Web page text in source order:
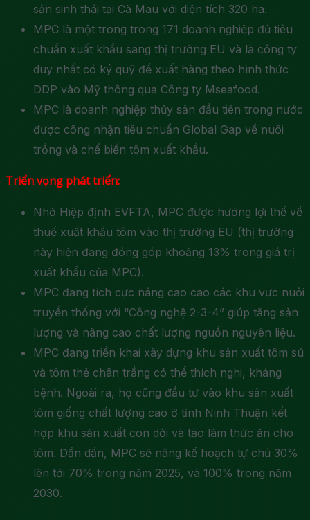
sản sinh thái tại Cà Mau với diện tích 320 ha.
MPC là một trong trong 171 doanh nghiệp đủ tiêu
chuẩn xuất khẩu sang thị trưởng EU và là công ty
duy nhất có ký quỹ để xuất hàng theo hình thức
DDP vào Mỹ thông qua Công ty Mseafood.
MPC là doanh nghiệp thủy sản đầu tiên trong nước
được công nhận tiêu chuẩn Global Gap về nuôi
trồng và chế biến tôm xuất khẩu.
Triển vọng phát triển:
Nhờ Hiệp định EVFTA, MPC được hưởng lợi thế về
thuế xuất khẩu tôm vào thị trường EU (thị trường
này hiện đang đóng góp khoảng 13% trong giá trị
xuất khẩu của MPC).
MPC đang tích cực nâng cao cao các khu vực nuôi
truyền thống với “Công nghệ 2-3-4” giúp tăng sản
lượng và nâng cao chất lượng nguồn nguyên liệu.
MPC đang triển khai xây dựng khu sản xuất tôm sú
và tôm thẻ chân trắng có thể thích nghi, kháng
bệnh. Ngoài ra, họ cũng đầu tư vào khu sản xuất
tôm giống chất lượng cao ở tỉnh Ninh Thuận kết
hợp khu sản xuất con dời và tảo làm thức ăn cho
tôm. Dần dần, MPC sẽ nâng kế hoạch tự chủ 30%
lên tới 70% trong năm 2025, và 100% trong năm
2030.